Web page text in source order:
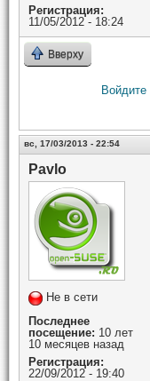
Регистрация:
11/05/2012 - 18:24
Вверху
Войдите
вс, 17/03/2013 - 22:54
Pavlo
Не в сети
Последнее
посещение: 10 лет
10 месяцев назад
Регистрация:
22/09/2012 - 19:40